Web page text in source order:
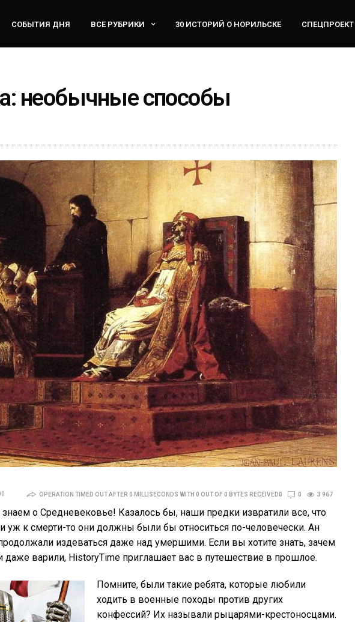
СОБЫТИЯ ДНЯ ВСЕ РУБРИКИ 30 ИСТОРИЙ О НОРИЛЬСКЕ
необычные способы
OPERATION TIMED OUT AFTER 0 MILLISECONDS WITH 0 OUT OF 0 BYTES RECEIVED0 0 3 967
о Средневековье! Казалось бы, наши предки извратили все, что
уж к смерти-то они должны были бы относиться по-человечески. Ан
издеваться даже над умершими. Если вы хотите знать, зачем
варили, HistoryTime приглашает вас в путешествие в прошлое.
Помните, были такие ребята, которые любили
ходить в военные походы против других
конфессий? Их называли рыцарями-крестоносцами.